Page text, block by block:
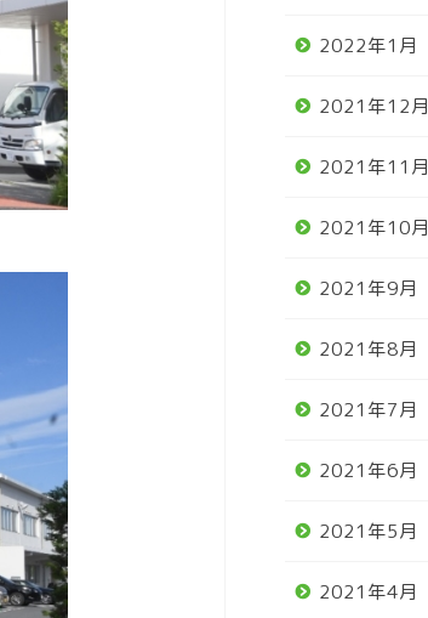
2022年1月
2021年12月
2021年11月
2021年10月
2021年9月
2021年8月
2021年7月
2021年6月
2021年5月
2021年4月